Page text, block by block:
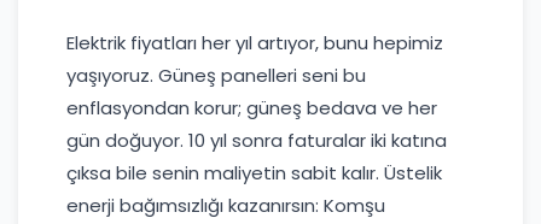
Elektrik fiyatları her yıl artıyor, bunu hepimiz
yaşıyoruz. Güneş panelleri seni bu
enflasyondan korur; güneş bedava ve her
gün doğuyor. 10 yıl sonra faturalar iki katına
çıksa bile senin maliyetin sabit kalır. Üstelik
enerji bağımsızlığı kazanırsın: Komşu